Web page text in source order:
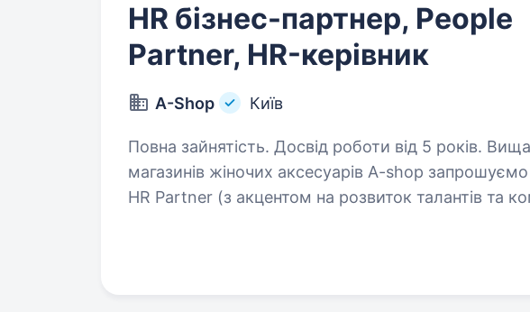
HR бізнес-партнер, People
Partner, HR-керівник
A-Shop Київ
Повна зайнятість. Досвід роботи від 5 років. Вища освіта.
магазинів жіночих аксесуарів A-shop
HR Partner (з акцентом на розвиток талантів та